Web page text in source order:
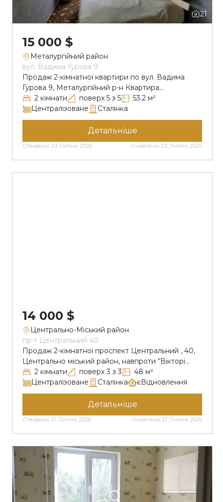
Кількість кімнат
Поверховість
Поверх
Опалення
21
15 000 $
Металургійний район
вул. Вадима Гурова 9
Продаж 2-кімнатної квартири по вул. Вадима
Гурова 9, Металургійний р-н Квартира
розташована на п’ятому поверсі
п’ятиповерхового будинку, не кутова, дах
перекритий. Квартира у житловому стані з
косметичним ремонтом, вікна м/п та засклений
балкон. Роздільне планування, кожна кімната
окрема, що забеспечує кожному свій простір.
Вітальня 16.3 м², спальна кімната 13.3 м² та
простора кухня 7.8 м². […]
2 кімнати поверх 5 з 5
53.2 м²
Централізоване
Сталінка
Створено: 23 Липня, 2026 Оновлено: 23 Липня, 2026
Детальніше
14 000 $
Центрально-Міський район
пр-т Центральний 40
Продаж 2-кімнатної проспект Центральний , 40,
Центрально міський район, навпроти “Вікторі
плаза”Простора 2-кімнатна квартира в хорошому
районі міста. Квартира розташована на 3 поверсі
3-поверхового будинку .Характеристики
квартири:-житловий стан-замінені труби-
встановлені металопластикові вікна.-високі стелі
та зручне планування (типова сталінка)-тепла та
світла квартираВідмінне розташування:Будинок
знаходиться біля ТРЦ Victory Plaza , поруч
Центрально-Міський ринок , магазини,
транспортна розв’язка, школи […]
2 кімнати поверх 3 з 3
48 м²
Централізоване
Сталінка єВідновлення
Створено: 21 Липня, 2026 Оновлено: 21 Липня, 2026
Детальніше